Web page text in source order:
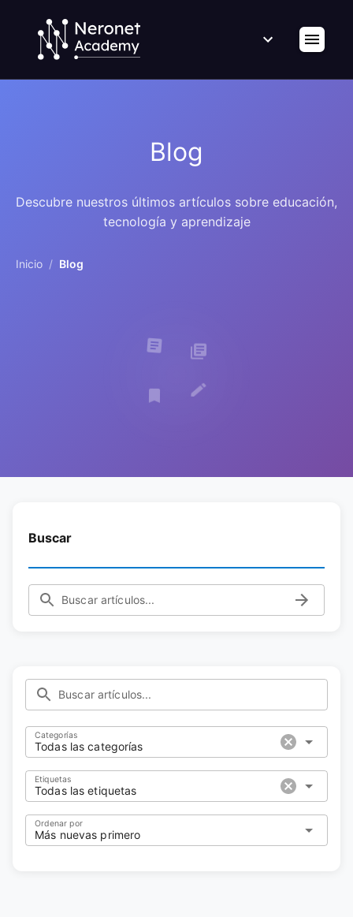
Blog
Descubre nuestros últimos artículos sobre educación,
tecnología y aprendizaje
Inicio / Blog
Todas las categorías
Categorías
Todas las etiquetas
Etiquetas
Más nuevas primero
Ordenar por
Buscar